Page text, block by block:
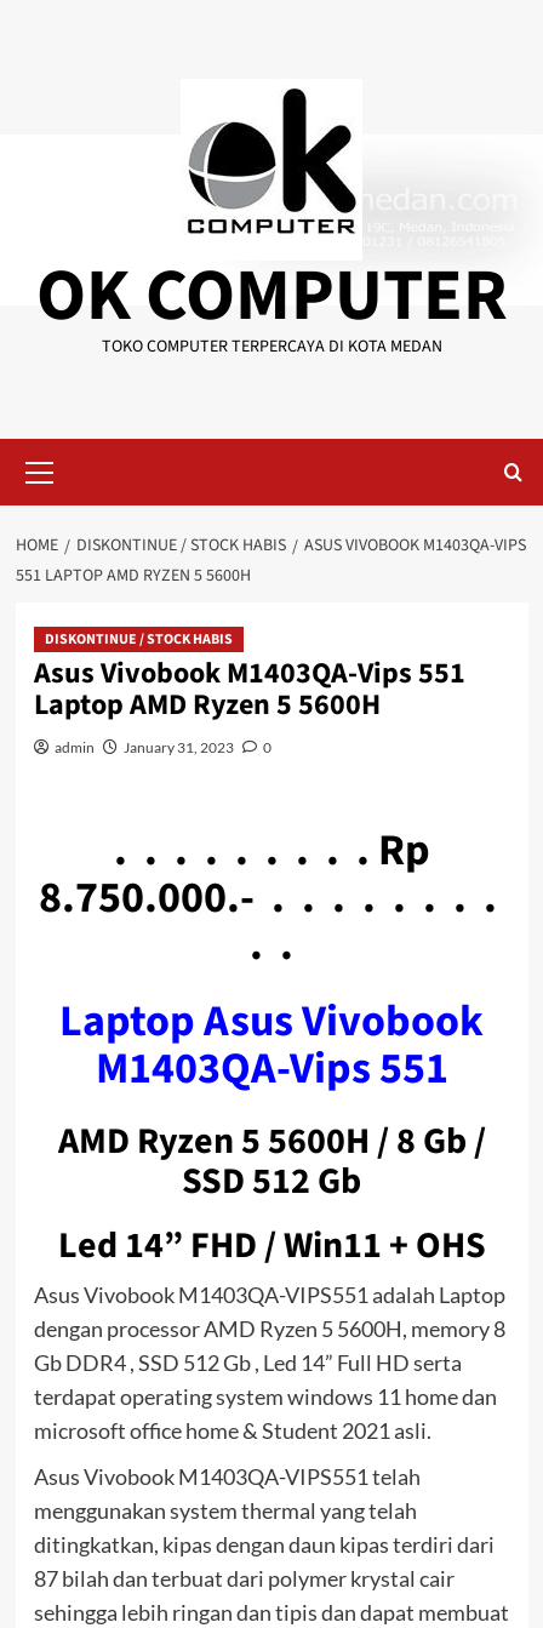
OK COMPUTER
TOKO COMPUTER TERPERCAYA DI KOTA MEDAN
Menu
HOME DISKONTINUE / STOCK HABIS
ASUS VIVOBOOK M1403QA-VIPS
551 LAPTOP AMD RYZEN 5 5600H
DISKONTINUE / STOCK HABIS
Asus Vivobook M1403QA-Vips 551
Laptop AMD Ryzen 5 5600H
admin January 31, 2023 0
. . . . . . . . . Rp
8.750.000.- . . . . . . . .
. .
Laptop Asus Vivobook
M1403QA-Vips 551
AMD Ryzen 5 5600H / 8 Gb /
SSD 512 Gb
Led 14” FHD / Win11 + OHS
Asus Vivobook M1403QA-VIPS551 adalah Laptop
dengan processor AMD Ryzen 5 5600H, memory 8
Gb DDR4 , SSD 512 Gb , Led 14” Full HD serta
terdapat operating system windows 11 home dan
microsoft office home & Student 2021 asli.
Asus Vivobook M1403QA-VIPS551 telah
menggunakan system thermal yang telah
ditingkatkan, kipas dengan daun kipas terdiri dari
87 bilah dan terbuat dari polymer krystal cair
sehingga lebih ringan dan tipis dan dapat membuat